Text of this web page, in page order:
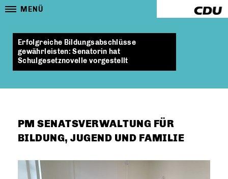
MENÜ
Erfolgreiche Bildungsabschlüsse
gewährleisten: Senatorin hat
Schulgesetznovelle vorgestellt
PM SENATSVERWALTUNG FÜR
BILDUNG, JUGEND UND FAMILIE